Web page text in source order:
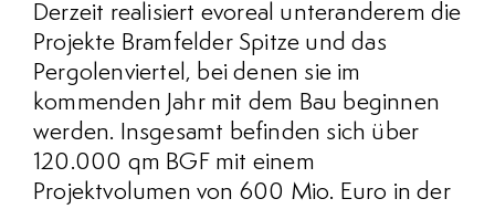
Derzeit realisiert evoreal unteranderem die
Projekte Bramfelder Spitze und das
Pergolenviertel, bei denen sie im
kommenden Jahr mit dem Bau beginnen
werden. Insgesamt befinden sich über
120.000 qm BGF mit einem
Projektvolumen von 600 Mio. Euro in der